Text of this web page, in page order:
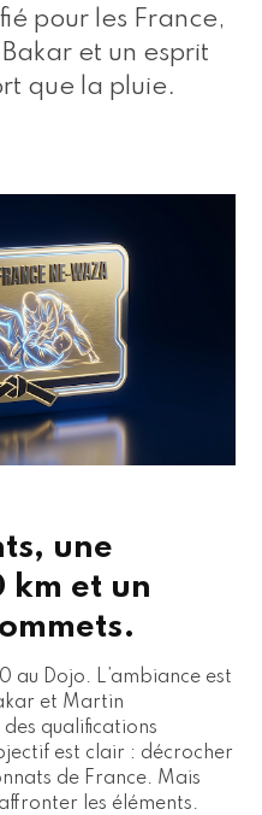
pour les France,
et un esprit
que la pluie.
une
km et un
au Dojo. L’ambiance est
et Martin
qualifications
est clair : décrocher
de France. Mais
les éléments.